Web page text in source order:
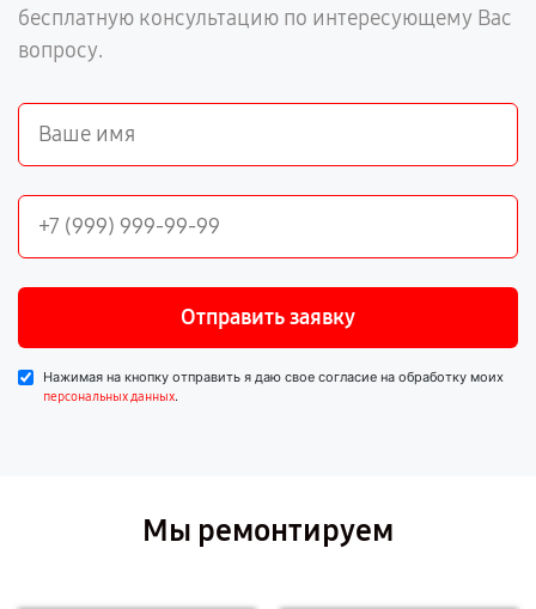
бесплатную консультацию по интересующему Вас
вопросу.
Отправить заявку
Нажимая на кнопку отправить я даю свое согласие на обработку моих
персональных данных.
Мы ремонтируем